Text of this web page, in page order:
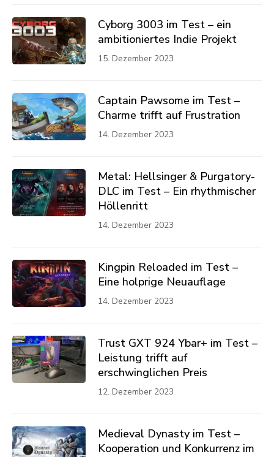
Cyborg 3003 im Test – ein
ambitioniertes Indie Projekt
15. Dezember 2023
Captain Pawsome im Test –
Charme trifft auf Frustration
14. Dezember 2023
Metal: Hellsinger & Purgatory-
DLC im Test – Ein rhythmischer
Höllenritt
14. Dezember 2023
Kingpin Reloaded im Test –
Eine holprige Neuauflage
14. Dezember 2023
Trust GXT 924 Ybar+ im Test –
Leistung trifft auf
erschwinglichen Preis
12. Dezember 2023
Medieval Dynasty im Test –
Kooperation und Konkurrenz im